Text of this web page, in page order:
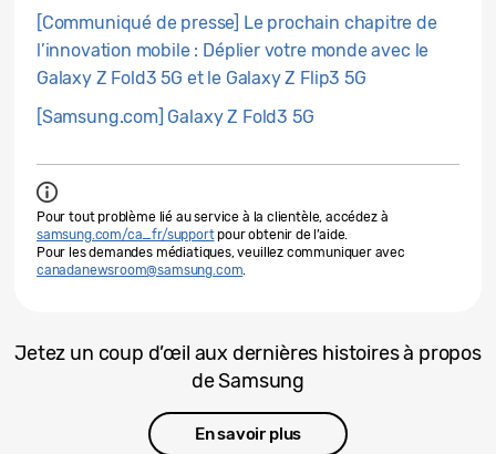
[Communiqué de presse] Le prochain chapitre de
l’innovation mobile : Déplier votre monde avec le
Galaxy Z Fold3 5G et le Galaxy Z Flip3 5G
[Samsung.com] Galaxy Z Fold3 5G
Pour tout problème lié au service à la clientèle, accédez à
samsung.com/ca_fr/supportpour obtenir de l’aide.
Pour les demandes médiatiques, veuillez communiquer avec
canadanewsroom@samsung.com.
Jetez un coup d’œil aux dernières histoires à propos
de Samsung
En savoir plus